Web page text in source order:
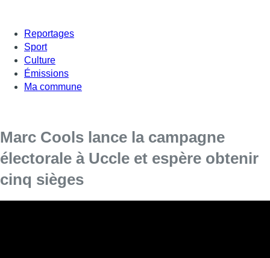
Reportages
Sport
Culture
Émissions
Ma commune
Marc Cools lance la campagne
électorale à Uccle et espère obtenir
cinq sièges